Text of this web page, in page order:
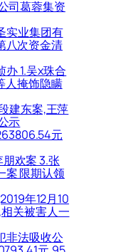
司葛蓉集资
实业集团有
八次资金清
1.吴x珠合
人掩饰隐瞒
建东案,王萍
示
元
朋欢案 3.张
案 限期认领
年12月10
关被害人一
非法吸收公